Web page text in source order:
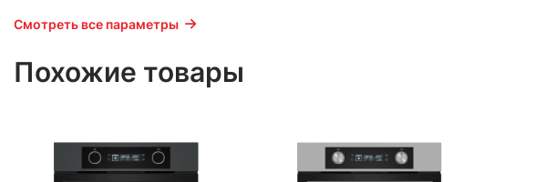
Смотреть все параметры
Похожие товары